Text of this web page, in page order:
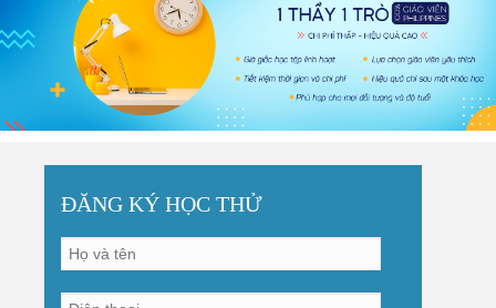
ĐĂNG KÝ HỌC THỬ